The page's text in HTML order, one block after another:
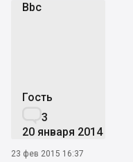
Bbc
Гость
3
20 января 2014
23 фев 2015 16:37